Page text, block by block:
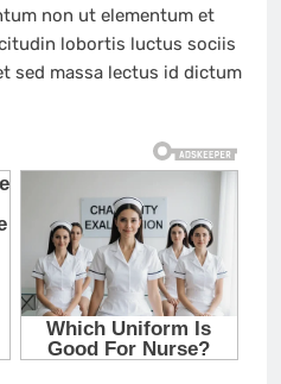
non ut elementum et
lobortis luctus sociis
sed massa lectus id dictum